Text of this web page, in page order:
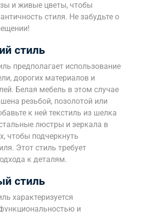
и живые цветы, чтобы
стиля. Не забудьте о
стиль
предполагает использование
дорогих материалов и
Белая мебель в этом случае
резьбой, позолотой или
к ней текстиль из шелка
люстры и зеркала в
чтобы подчеркнуть
Этот стиль требует
к деталям.
стиль
характеризуется
и